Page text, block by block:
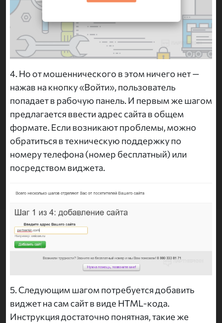
4. Но от мошеннического в этом ничего нет —
нажав на кнопку «Войти», пользователь
попадает в рабочую панель. И первым же шагом
предлагается ввести адрес сайта в общем
формате. Если возникают проблемы, можно
обратиться в техническую поддержку по
номеру телефона (номер бесплатный) или
посредством виджета.
5. Следующим шагом потребуется добавить
виджет на сам сайт в виде HTML-кода.
Инструкция достаточно понятная, такие же